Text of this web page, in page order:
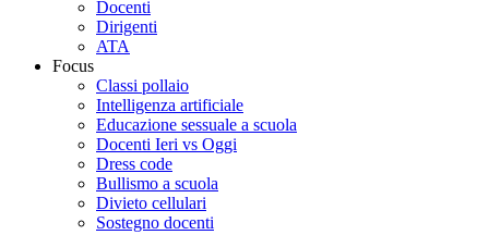
Docenti
Dirigenti
ATA
Focus
Classi pollaio
Intelligenza artificiale
Educazione sessuale a scuola
Docenti Ieri vs Oggi
Dress code
Bullismo a scuola
Divieto cellulari
Sostegno docenti